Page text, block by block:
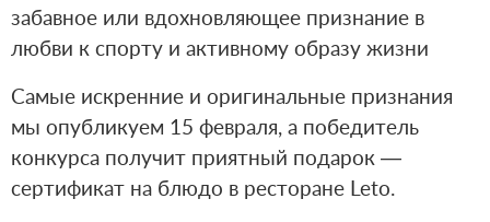
забавное или вдохновляющее признание в
любви к спорту и активному образу жизни
Самые искренние и оригинальные признания
мы опубликуем 15 февраля, а победитель
конкурса получит приятный подарок —
сертификат на блюдо в ресторане Leto.